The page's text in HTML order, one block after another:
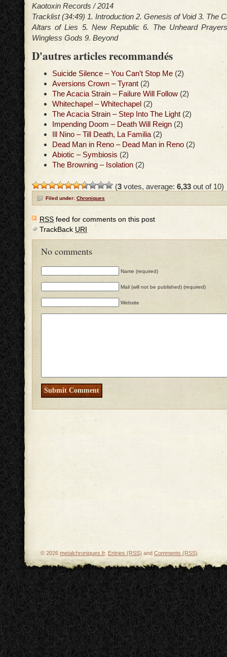
Kaotoxin Records / 2014
Tracklist (34:49) 1. Introduction 2. Genesis of Void 3. The
Altars of Lies 5. New Republic 6. The Unheard
Wingless Gods 9. Beyond
D'autres articles recommandés
Suicide Silence – You Can’t Stop Me (2)
Aversions Crown – Tyrant (2)
The Acacia Strain – Failure Will Follow (2)
Whitechapel – Whitechapel (2)
The Acacia Strain – Step Into The Light (2)
Impending Doom – Death Will Reign (2)
Ill Nino – Till Death, La Familia (2)
Dead Man in Reno – Dead Man in Reno (2)
Abiotic – Symbiosis (2)
The Browning – Isolation (2)
(3 votes, average: 6,33 out of 10)
Filed under: Chroniques
RSS feed for comments on this post
TrackBack URI
No comments
Name (required)
Mail (will not be published) (required)
Website
© 2026 metalchroniques.fr. Entries (RSS) and Comments (RSS)